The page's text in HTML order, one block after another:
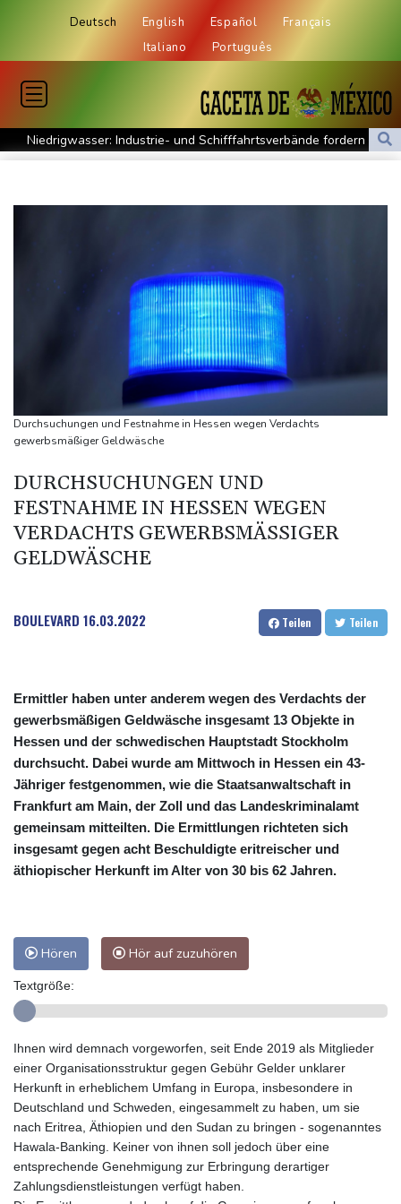
Deutsch English Español
Français
Italiano
Português
Niedrigwasser: Industrie- und Schifffahrtsverbände fordern
konkrete Schritte
Bundesgerichtshof urteilt über Mann wegen Kriegsverbrechen in
syrischem Bürgerkrieg
Urteil in Prozess um tödlichen Autoanschlag auf Verdi-
Demonstration in München
Vorwurf der Preisabsprache: Drei US-Produzenten müssen 53
Millionen Eier spenden
Investoren-Affäre: Fifa-Spitze stellt sich "uneingeschränkt" hinter
Infantino
Steinmeier-Nachfolge: Özdemir spricht sich für eine Frau aus
Mond eingeschlagen
Nilpferd-Baby von Herde von Drogenboss Escobar erst gerettet
und dann doch gestorben
Niedrigwasser: Ex-Umweltministerin Lemke fordert
Durchsuchungen und Festnahme in Hessen wegen Verdachts
gewerbsmäßiger Geldwäsche
DURCHSUCHUNGEN UND
FESTNAHME IN HESSEN WEGEN
VERDACHTS GEWERBSMÄSSIGER G
ELDWÄSCHE
BOULEVARD 16.03.2022 Teilen Teilen
Ermittler haben unter anderem wegen des Verdachts der
gewerbsmäßigen Geldwäsche insgesamt 13 Objekte in
Hessen und der schwedischen Hauptstadt Stockholm
durchsucht. Dabei wurde am Mittwoch in Hessen ein 43-
Jähriger festgenommen, wie die Staatsanwaltschaft in
Frankfurt am Main, der Zoll und das Landeskriminalamt
gemeinsam mitteilten. Die Ermittlungen richteten sich
insgesamt gegen acht Beschuldigte eritreischer und
äthiopischer Herkunft im Alter von 30 bis 62 Jahren.
Hören Hör auf zuzuhören
Textgröße:
Ihnen wird demnach vorgeworfen, seit Ende 2019 als Mitglieder
einer Organisationsstruktur gegen Gebühr Gelder unklarer
Herkunft in erheblichem Umfang in Europa, insbesondere in
Deutschland und Schweden, eingesammelt zu haben, um sie
nach Eritrea, Äthiopien und den Sudan zu bringen - sogenanntes
Hawala-Banking. Keiner von ihnen soll jedoch über eine
entsprechende Genehmigung zur Erbringung derartiger
Zahlungsdienstleistungen verfügt haben.